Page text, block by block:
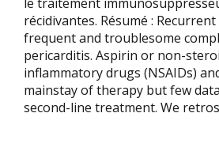
récidivantes. Résumé :
frequent and troublesome
pericarditis. Aspirin or non-
inflammatory drugs (NSAIDs)
mainstay of therapy but few
second-line treatment. We